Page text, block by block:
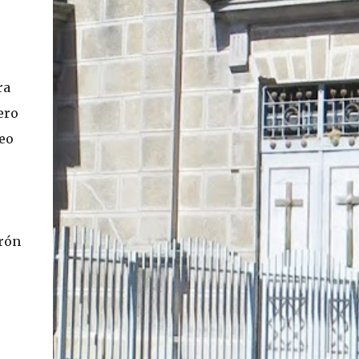
En concreto, las personas podrán acceder a
su carnet y/o pasaporte en una aplicación
móvil del Registro Civil, la cual estará
disponible en iOS y Android. El director del
Registro Civil, Omar Morales, detalló que
"quien renueve a partir del 16 de diciembre,
va a poder sacar cédula de identidad digital
y pasaporte digital. Van a tener la
funcionalidad en su celular a partir de una
app especial, que va a permitir que a través
de pruebas de vida se asegure que la
persona es quien dice ser". Morales también
detalló, en el matinal "Mucho Gusto" de
Mega, las importantes medidas de
seguridad ...